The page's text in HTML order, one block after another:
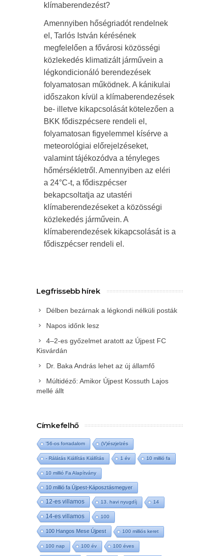
klímaberendezést?
Amennyiben hőségriadót rendelnek
el, Tarlós István kérésének
megfelelően a fővárosi közösségi
közlekedés klimatizált járművein a
légkondicionáló berendezések
folyamatosan működnek. A kánikulai
időszakon kívül a klímaberendezések
be- illetve kikapcsolását kötelezően a
BKK fődiszpécsere rendeli el,
folyamatosan figyelemmel kísérve a
meteorológiai előrejelzéseket,
valamint tájékozódva a tényleges
hőmérsékletről. Amennyiben az eléri
a 24°C-t, a fődiszpécser
bekapcsoltatja az utastéri
klímaberendezéseket a közösségi
közlekedés járművein. A
klímaberendezések kikapcsolását is a
fődiszpécser rendeli el.
Legfrissebb hírek
Délben bezárnak a légkondi nélküli posták
Napos időnk lesz
4–2-es győzelmet aratott az Újpest FC
Kisvárdán
Dr. Baka András lehet az új államfő
Múltidéző: Amikor Újpest Kossuth Lajos
mellé állt
Címkefelhő
'56-os forradalom (V)észjelzés
- Rálátás Kiállítás Kiállítás 1 év 10 millió fa
10 millió Fa Alapítvány
10 millió fa Újpest-Káposztásmegyer
12-es villamos 13. havi nyugdíj 14
14-es villamos 100
100 Hangos Mese Újpest 100 milliós keret
100 nap 100 év 100 éves